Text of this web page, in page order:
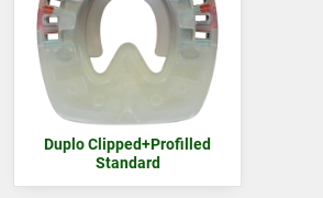
Duplo Clipped+Profilled
Standard